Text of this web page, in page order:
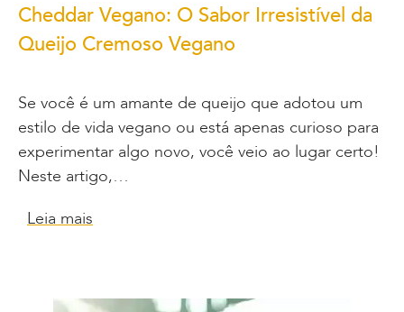
Cheddar Vegano: O Sabor Irresistível da
Queijo Cremoso Vegano
Se você é um amante de queijo que adotou um
estilo de vida vegano ou está apenas curioso para
experimentar algo novo, você veio ao lugar certo!
Neste artigo,…
Leia mais